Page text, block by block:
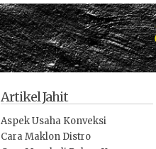
Artikel Jahit
Aspek Usaha Konveksi
Cara Maklon Distro